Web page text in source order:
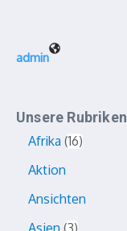
admin
Unsere Rubriken
Afrika 16
Aktion
Ansichten
Asien 3